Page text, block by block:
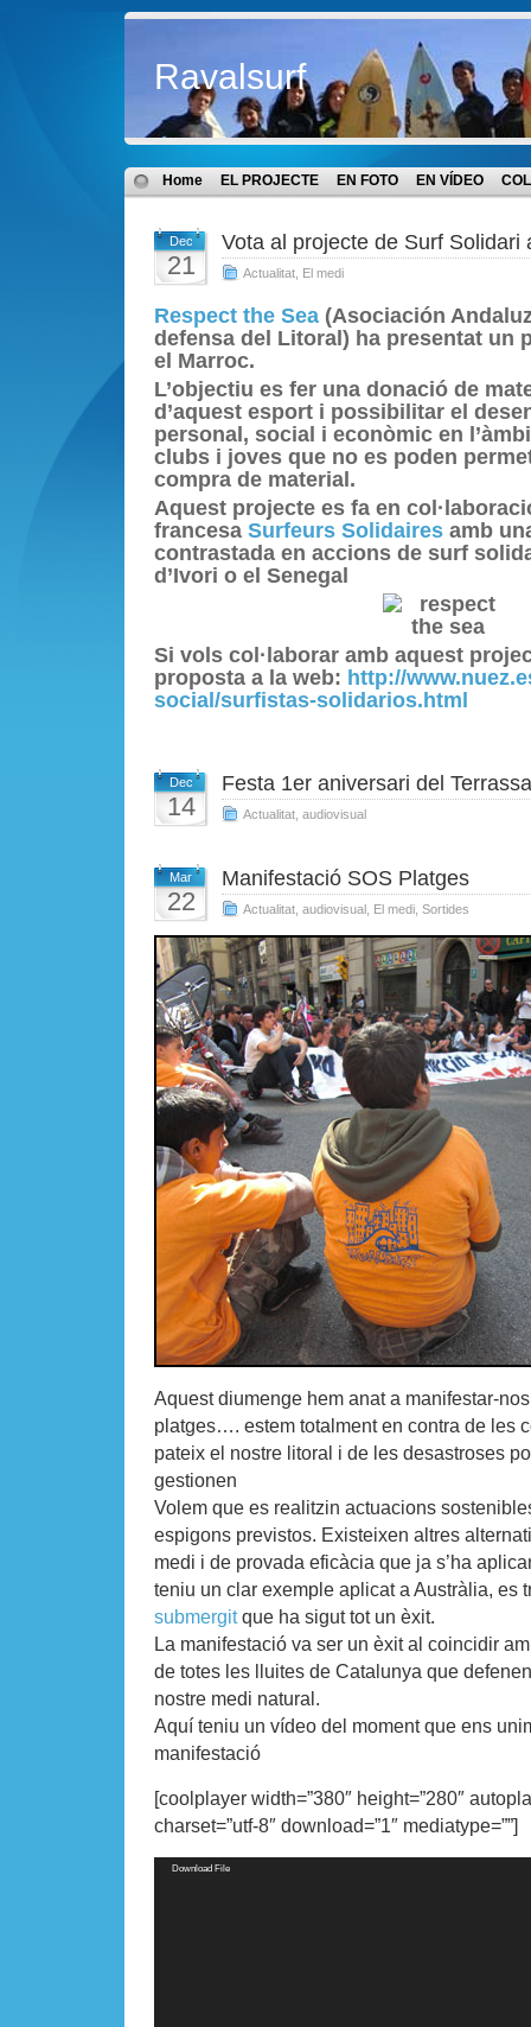
Ravalsurf
Home EL PROJECTE EN FOTO EN VÍDEO
Dec
21
Vota al projecte de Surf Solidari
Actualitat El medi
Respect the Sea (Asociación
defensa del Litoral) ha presentat un
el Marroc.
L’objectiu es fer una donació de
d’aquest esport i possibilitar el
personal, social i econòmic en
clubs i joves que no es poden
compra de material.
Aquest projecte es fa en
francesa Surfeurs Solidaires amb
contrastada en accions de surf
d’Ivori o el Senegal
Si vols col·laborar amb aquest
proposta a la web: http://
social/surfistas-solidarios.html
Dec
14
Festa 1er aniversari del
Actualitat audiovisual
Mar
22
Manifestació SOS Platges
Actualitat audiovisual El medi Sortides
Aquest diumenge hem anat a manifestar-
platges…. estem totalment en contra de les
pateix el nostre litoral i de les desastroses
gestionen
Volem que es realitzin actuacions
espigons previstos. Existeixen altres
medi i de provada eficàcia que ja s’ha
teniu un clar exemple aplicat a Austràlia, es
submergitque ha sigut tot un èxit.
La manifestació va ser un èxit al coincidir
de totes les lluites de Catalunya que
nostre medi natural.
Aquí teniu un vídeo del moment que ens
manifestació
[coolplayer width=”380″ height=”280″
charset=”utf-8″ download=”1″ mediatype=””]
Video
Download File